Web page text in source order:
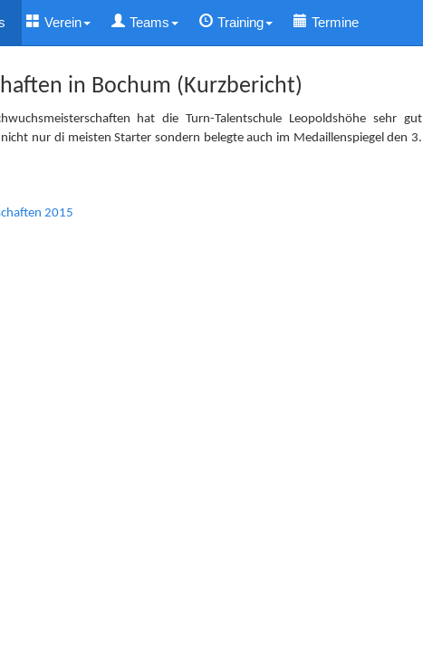
Verein Teams Training Termine
in Bochum (Kurzbericht)
hat die Turn-Talentschule Leopoldshöhe sehr gut
nur di meisten Starter sondern belegte auch im Medaillenspiegel den 3.
2015